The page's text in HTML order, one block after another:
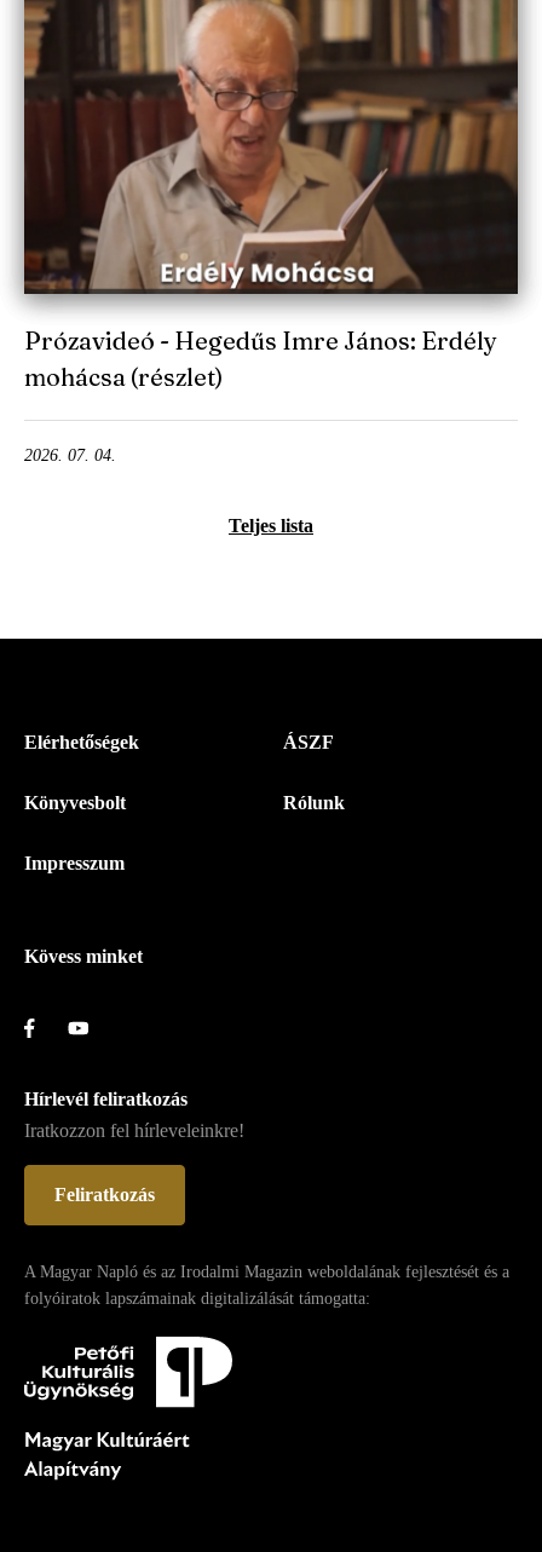
Prózavideó - Hegedűs Imre János: Erdély
mohácsa (részlet)
2026. 07. 04.
Teljes lista
Menü
Magyar
-
Elérhetőségek
Könyvesbolt
Impresszum
ÁSZF
Rólunk
Kövess minket
Hírlevél feliratkozás
Iratkozzon fel hírleveleinkre!
Feliratkozás
A Magyar Napló és az Irodalmi Magazin weboldalának fejlesztését és a
folyóiratok lapszámainak digitalizálását támogatta: